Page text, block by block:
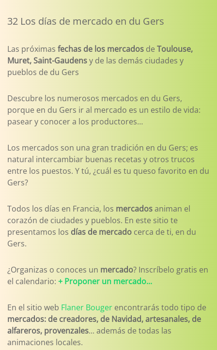
32 Los días de mercado en du Gers
Las próximas fechas de los mercados de Toulouse,
Muret, Saint-Gaudensy de las demás ciudades y
pueblos de du Gers
Descubre los numerosos mercados en du Gers,
porque en du Gers ir al mercado es un estilo de vida:
pasear y conocer a los productores…
Los mercados son una gran tradición en du Gers; es
natural intercambiar buenas recetas y otros trucos
entre los puestos. Y tú, ¿cuál es tu queso favorito en du
Gers?
Todos los días en Francia, los mercadosaniman el
corazón de ciudades y pueblos. En este sitio te
presentamos los días de mercado cerca de ti, en du
Gers.
¿Organizas o conoces un mercado? Inscríbelo gratis en
el calendario: + Proponer un mercado...
En el sitio web Flaner Bouger encontrarás todo tipo de
mercados: de creadores, de Navidad, artesanales, de
alfareros, provenzales... además de todas las
animaciones locales.